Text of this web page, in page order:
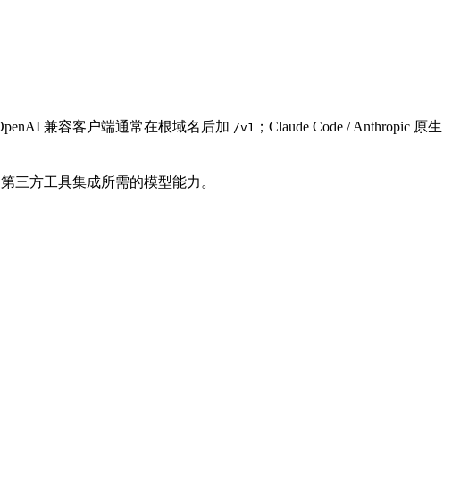
兼容客户端通常在根域名后加 /v1
；Claude Code / Anthropic 原生
三方工具集成所需的模型能力。